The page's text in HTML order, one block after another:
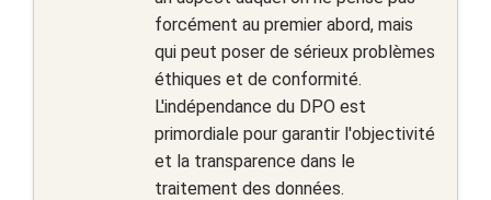
forcément au premier abord, mais
qui peut poser de sérieux problèmes
éthiques et de conformité.
L'indépendance du DPO est
primordiale pour garantir l'objectivité
et la transparence dans le
traitement des données.